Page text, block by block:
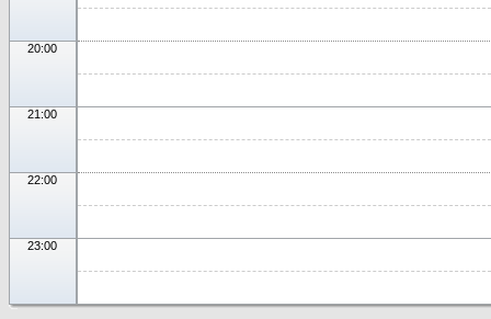
20:00
21:00
22:00
23:00